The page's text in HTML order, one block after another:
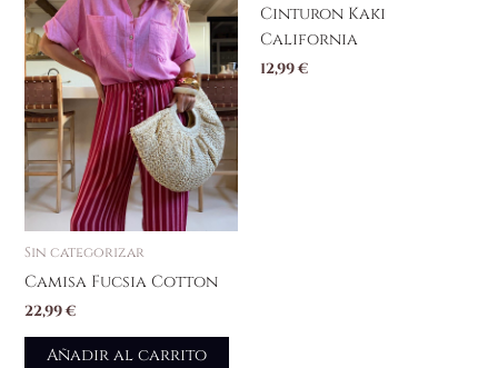
Sin categorizar
Camisa Fucsia Cotton
22,99€
Añadir al carrito
Cinturon Kaki
California
12,99€